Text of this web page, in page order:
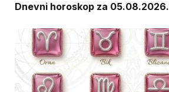
Dnevni horoskop za 05.08.2026.